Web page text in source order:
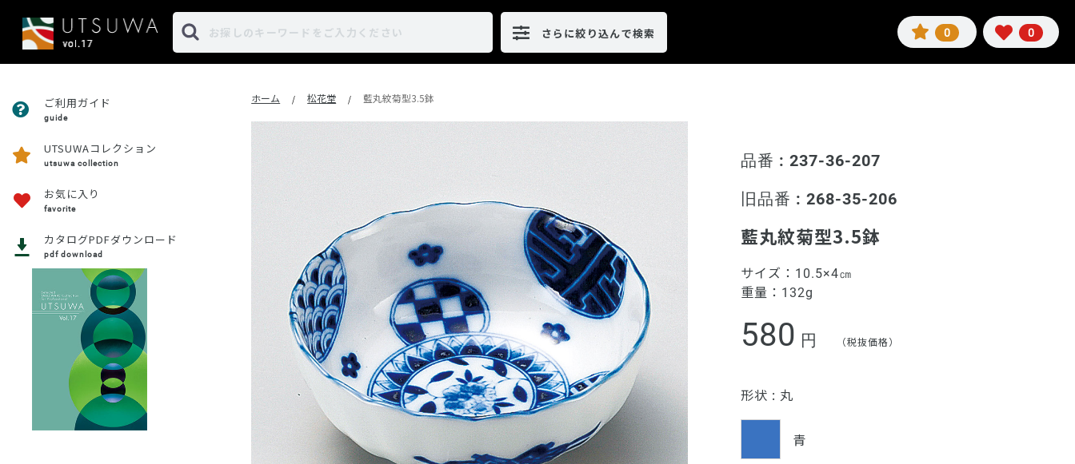
さらに絞り込んで検索 0 0
ご利用ガイド
guide
UTSUWAコレクション
utsuwa collection
お気に入り
favorite
カタログPDFダウンロード
pdf download
ホーム / 松花堂 / 藍丸紋菊型3.5鉢
品番 : 237-36-207
旧品番 : 268-35-206
藍丸紋菊型3.5鉢
サイズ： 10.5×4㎝
重量： 132g
580 円 （税抜価格）
形状 : 丸
青